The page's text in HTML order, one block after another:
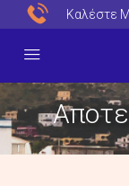
Καλέστε